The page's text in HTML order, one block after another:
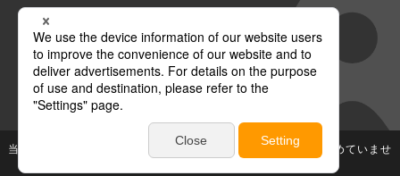
グループ会社
テレビ朝日 テレ朝チャンネル
当社が著作権、著作隣接権を有する放送番組等の無断利用は認めていませ
ん。